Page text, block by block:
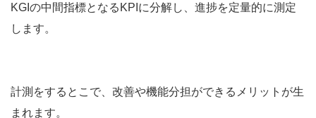
KGIの中間指標となるKPIに分解し、進捗を定量的に測定
します。
計測をするとこで、改善や機能分担ができるメリットが生
まれます。